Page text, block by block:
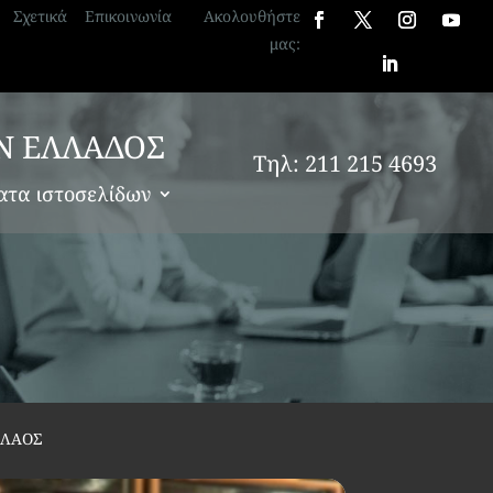
Σχετικά Επικοινωνία
Ακολουθήστε
μας:
ΕΛΛΑΔΟΣ
ιστοσελίδων
Τηλ: 211 215 4693